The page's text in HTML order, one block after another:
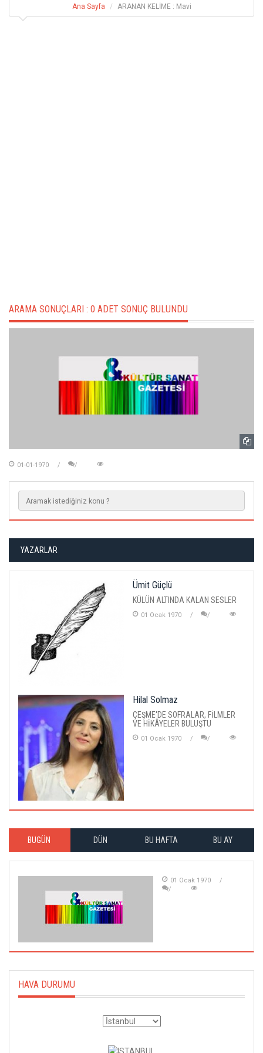
Ana Sayfa ARANAN KELİME : Mavi
ARAMA SONUÇLARI : 0 ADET SONUÇ BULUNDU
01-01-1970
YAZARLAR
Ümit Güçlü
KÜLÜN ALTINDA KALAN SESLER
01 Ocak 1970
Hilal Solmaz
ÇEŞME'DE SOFRALAR, FİLMLER
VE HİKÂYELER BULUŞTU
01 Ocak 1970
BUGÜN DÜN BU HAFTA BU AY
01 Ocak 1970
HAVA DURUMU